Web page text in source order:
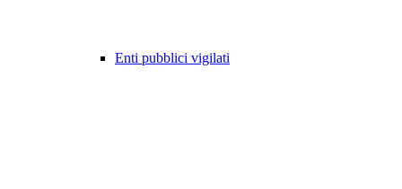
Enti pubblici vigilati